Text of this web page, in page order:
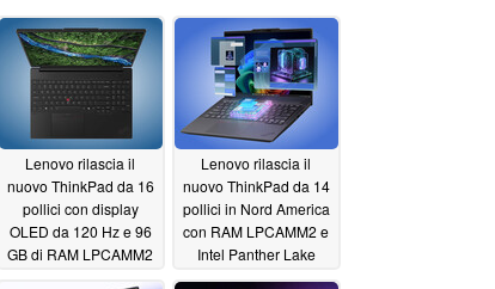
Lenovo rilascia il
nuovo ThinkPad da 16
pollici con display
OLED da 120 Hz e 96
GB di RAM LPCAMM2
Lenovo rilascia il
nuovo ThinkPad da 14
pollici in Nord America
con RAM LPCAMM2 e
Intel Panther Lake
05/15/2026